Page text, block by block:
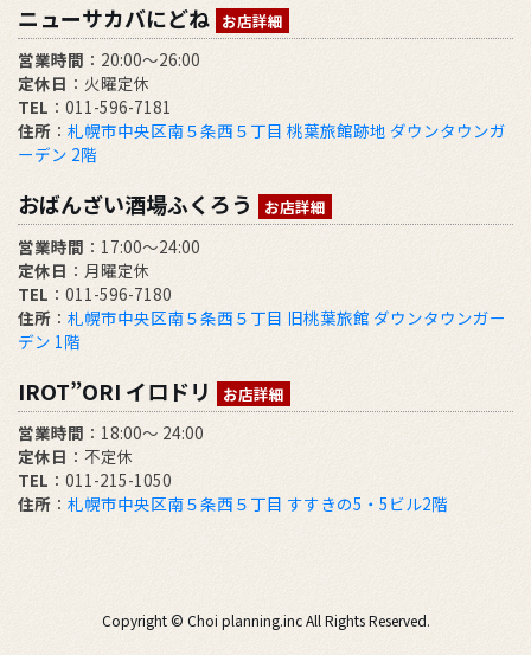
ニューサカバにどね お店詳細
営業時間 ：20:00～26:00
定休日 ：火曜定休
TEL ：011-596-7181
住所 ： 札幌市中央区南５条西５丁目 桃葉旅館跡地 ダウンタウンガ
ーデン 2階
おばんざい酒場ふくろう お店詳細
営業時間 ：17:00～24:00
定休日 ：月曜定休
TEL ：011-596-7180
住所 ： 札幌市中央区南５条西５丁目 旧桃葉旅館 ダウンタウンガー
デン 1階
IROT”ORI イロドリ お店詳細
営業時間 ：18:00～ 24:00
定休日 ：不定休
TEL ：011-215-1050
住所 ： 札幌市中央区南５条西５丁目 すすきの5・5ビル2階
Copyright © Choi planning.inc All Rights Reserved.